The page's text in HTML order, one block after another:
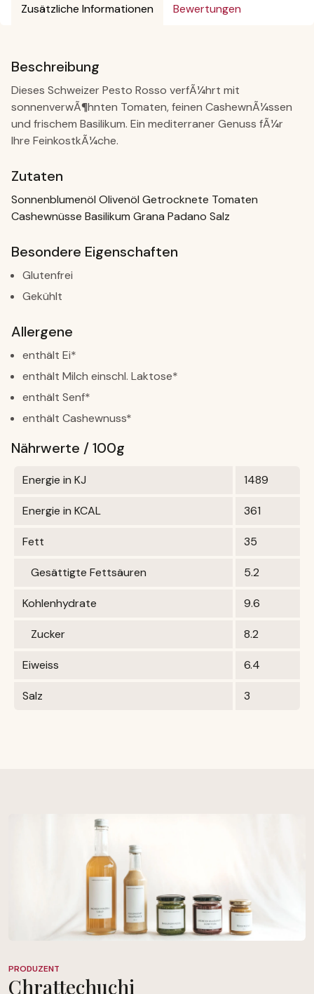
Zusätzliche Informationen Bewertungen
Beschreibung
Dieses Schweizer Pesto Rosso verfÃ¼hrt mit
sonnenverwÃ¶hnten Tomaten, feinen CashewnÃ¼ssen
und frischem Basilikum. Ein mediterraner Genuss fÃ¼r
Ihre FeinkostkÃ¼che.
Zutaten
Sonnenblumenöl Olivenöl Getrocknete Tomaten
Cashewnüsse Basilikum Grana Padano Salz
Besondere Eigenschaften
Glutenfrei
Gekühlt
Allergene
enthält Ei*
enthält Milch einschl. Laktose*
enthält Senf*
enthält Cashewnuss*
Nährwerte / 100g
Energie in KJ 1489
Energie in KCAL 361
Fett 35
Gesättigte Fettsäuren 5.2
Kohlenhydrate 9.6
Zucker 8.2
Eiweiss 6.4
Salz 3
PRODUZENT
Chrattechuchi